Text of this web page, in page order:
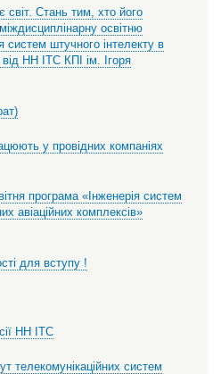
світ. Стань тим, хто його
освітню
систем штучного інтелекту в
НН ІТС КПІ ім. Ігоря
у провідних компаніях
програма «Інженерія систем
авіаційних комплексів»
для вступу !
НН ІТС
телекомунікаційних систем